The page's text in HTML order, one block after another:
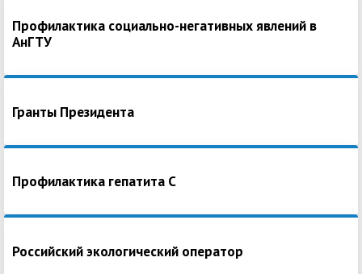
Профилактика социально-негативных явлений в
АнГТУ
Гранты Президента
Профилактика гепатита С
Российский экологический оператор